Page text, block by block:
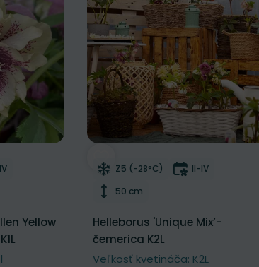
kvitnutia
Yellow
Odober do zoznamu želaní
Mrazuvzdornosť
Z5 (-28°C) Doba kvitnutia
II-IV
Výška rastliny
50 cm
Helleborus 'Unique Mix’-
čemerica K2L
Veľkosť kvetináča: K2L